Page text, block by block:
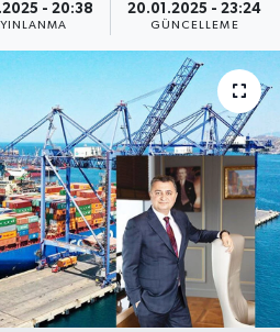
- 20:38 20.01.2025 - 23:24
GÜNCELLEME